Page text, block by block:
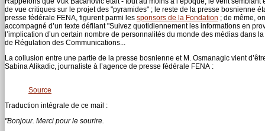
de vue critiques sur le projet des "pyramides" ; le reste de la presse bosnienne
presse fédérale FENA, figurent parmi les sponsors de la Fondation ; de même,
accompagné d’un texte défilant "Suivez quotidiennement les informations en
l’implication d’un certain nombre de personnalités du monde des médias dans
de Régulation des Communications...
La collusion entre une partie de la presse bosnienne et M. Osmanagic vient
Sabina Alikadic, journaliste à l’agence de presse fédérale FENA :
Source
Traduction intégrale de ce mail :
"Bonjour. Merci pour le sourire.